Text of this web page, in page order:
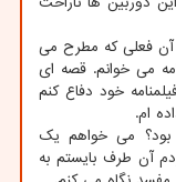
آن فعلی که مطرح می
۴- ۵ ساعت فیلمنامه می خوانم. قصه ای
خود دفاع کنم
ام.
بود؟ می خواهم یک
آن طرف بایستم به